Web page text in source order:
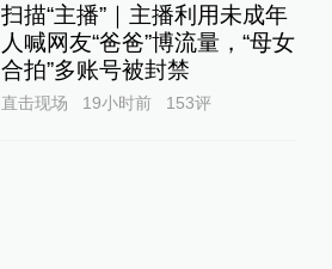
扫描“主播”｜主播利用未成年
人喊网友“爸爸”博流量，“母女
合拍”多账号被封禁
直击现场 19小时前 153评